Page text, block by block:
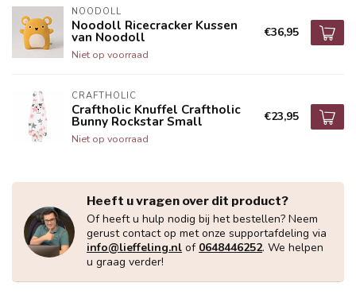
NOODOLL
Noodoll Ricecracker Kussen
van Noodoll
Niet op voorraad
€36,95
CRAFTHOLIC
Craftholic Knuffel Craftholic
Bunny Rockstar Small
Niet op voorraad
€23,95
Heeft u vragen over dit product?
Of heeft u hulp nodig bij het bestellen? Neem
gerust contact op met onze supportafdeling via
info@lieffeling.nl of 0648446252. We helpen
u graag verder!